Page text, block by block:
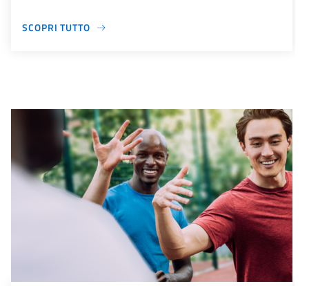
SCOPRI TUTTO